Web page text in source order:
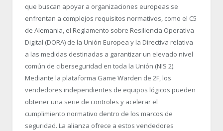
que buscan apoyar a organizaciones europeas se
enfrentan a complejos requisitos normativos, como el C5
de Alemania, el Reglamento sobre Resiliencia Operativa
Digital (DORA) de la Unión Europea y la Directiva relativa
a las medidas destinadas a garantizar un elevado nivel
común de ciberseguridad en toda la Unión (NIS 2).
Mediante la plataforma Game Warden de 2F, los
vendedores independientes de equipos lógicos pueden
obtener una serie de controles y acelerar el
cumplimiento normativo dentro de los marcos de
seguridad. La alianza ofrece a estos vendedores